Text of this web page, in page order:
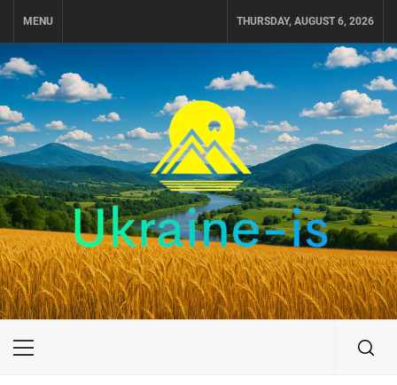
MENU THURSDAY, AUGUST 6, 2026
UKRAINE-IS
ПОДОРОЖI ПО УКРАЇНІ
Primary